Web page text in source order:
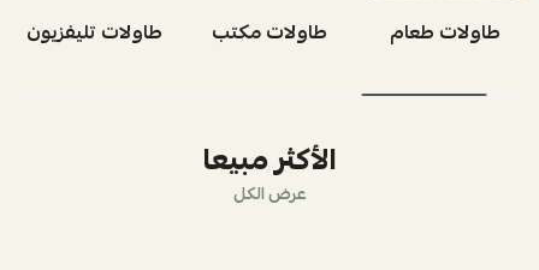
طاولات طعام طاولات مكتب طاولات تليفزيون
الأكثر مبيعا
عرض الكل